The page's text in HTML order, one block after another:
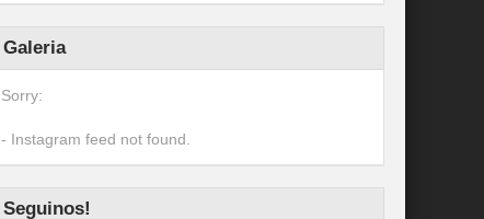
Galeria
Sorry:
- Instagram feed not found.
Seguinos!